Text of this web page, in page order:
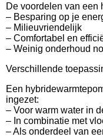
De voordelen van een
– Besparing op je
– Milieuvriendelijk
– Comfortabel en
– Weinig onderhoud
Verschillende
Een
ingezet:
– Voor warm water in
– In combinatie met
– Als onderdeel van